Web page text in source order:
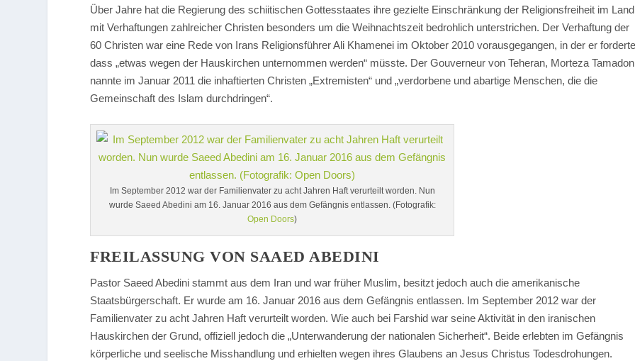
Über Jahre hat die Regierung des schiitischen Gottesstaates ihre gezielte Einschränkung der Religionsfreiheit im Land
mit Verhaftungen zahlreicher Christen besonders um die Weihnachtszeit bedrohlich unterstrichen. Der Verhaftung der
60 Christen war eine Rede von Irans Religionsführer Ali Khamenei im Oktober 2010 vorausgegangen, in der er
dass „etwas wegen der Hauskirchen unternommen werden“ müsste. Der Gouverneur von Teheran, Morteza
nannte im Januar 2011 die inhaftierten Christen „Extremisten“ und „verdorbene und abartige Menschen, die die
Gemeinschaft des Islam durchdringen“.
Im September 2012 war der Familienvater zu acht Jahren Haft verurteilt worden. Nun
wurde Saeed Abedini am 16. Januar 2016 aus dem Gefängnis entlassen. (Fotografik:
Open Doors)
FREILASSUNG VON SAAED ABEDINI
Pastor Saeed Abedini stammt aus dem Iran und war früher Muslim, besitzt jedoch auch die amerikanische
Staatsbürgerschaft. Er wurde am 16. Januar 2016 aus dem Gefängnis entlassen. Im September 2012 war der
Familienvater zu acht Jahren Haft verurteilt worden. Wie auch bei Farshid war seine Aktivität in den iranischen
Hauskirchen der Grund, offiziell jedoch die „Unterwanderung der nationalen Sicherheit“. Beide erlebten im Gefängnis
körperliche und seelische Misshandlung und erhielten wegen ihres Glaubens an Jesus Christus Todesdrohungen.